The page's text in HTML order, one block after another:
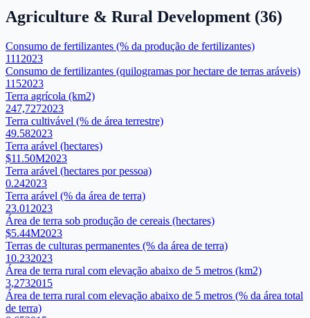
Agriculture & Rural Development (36)
Consumo de fertilizantes (% da produção de fertilizantes)
111 2023
Consumo de fertilizantes (quilogramas por hectare de terras aráveis)
1152023
Terra agrícola (km2)
247,7272023
Terra cultivável (% de área terrestre)
49.582023
Terra arável (hectares)
$11.50M2023
Terra arável (hectares por pessoa)
0.242023
Terra arável (% da área de terra)
23.01 2023
Área de terra sob produção de cereais (hectares)
$5.44M2023
Terras de culturas permanentes (% da área de terra)
10.232023
Área de terra rural com elevação abaixo de 5 metros (km2)
3,2732015
Área de terra rural com elevação abaixo de 5 metros (% da área total
de terra)